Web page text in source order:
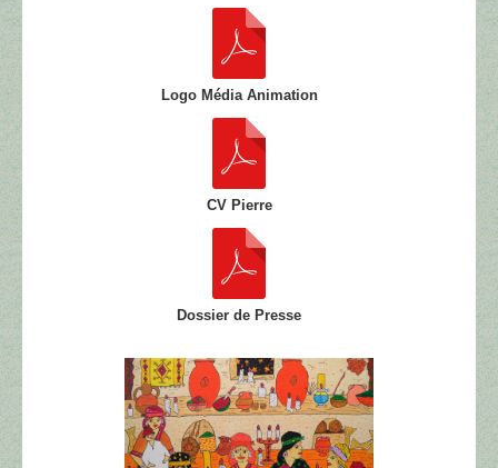
Logo Média Animation
CV Pierre
Dossier de Presse